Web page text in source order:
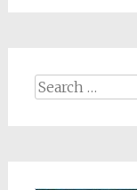
Search
for: